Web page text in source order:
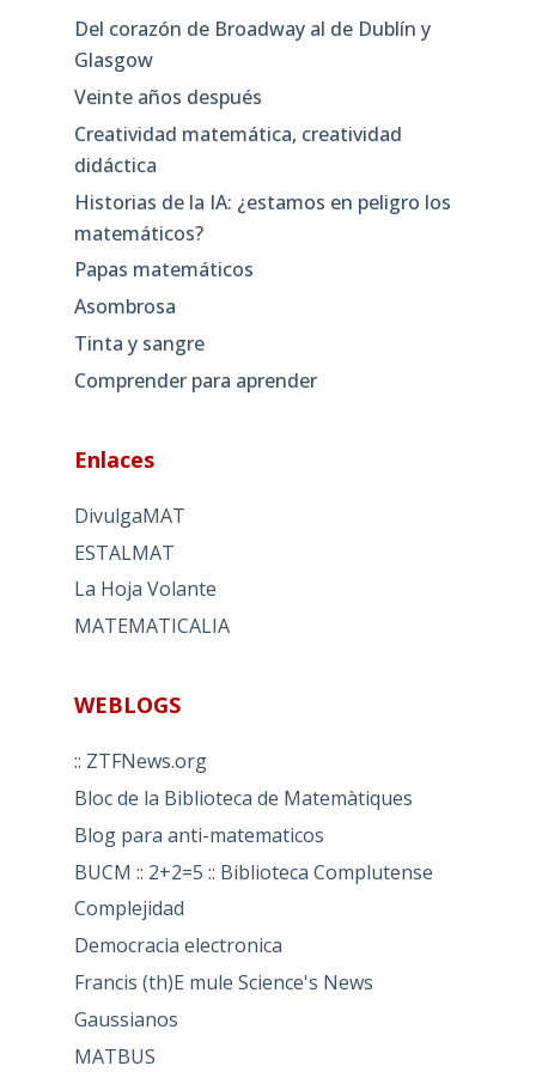
Del corazón de Broadway al de Dublín y
Glasgow
Veinte años después
Creatividad matemática, creatividad
didáctica
Historias de la IA: ¿estamos en peligro los
matemáticos?
Papas matemáticos
Asombrosa
Tinta y sangre
Comprender para aprender
Enlaces
DivulgaMAT
ESTALMAT
La Hoja Volante
MATEMATICALIA
WEBLOGS
:: ZTFNews.org
Bloc de la Biblioteca de Matemàtiques
Blog para anti-matematicos
BUCM :: 2+2=5 :: Biblioteca Complutense
Complejidad
Democracia electronica
Francis (th)E mule Science's News
Gaussianos
MATBUS